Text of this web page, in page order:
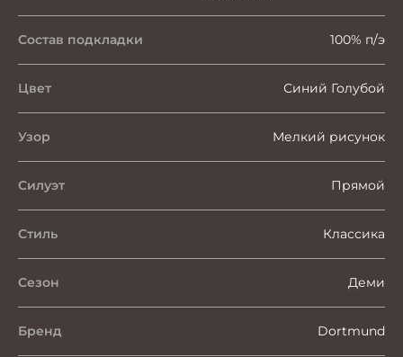
Состав подкладки 100% п/э
Цвет Синий Голубой
Узор Мелкий рисунок
Силуэт Прямой
Стиль Классика
Сезон Деми
Бренд Dortmund